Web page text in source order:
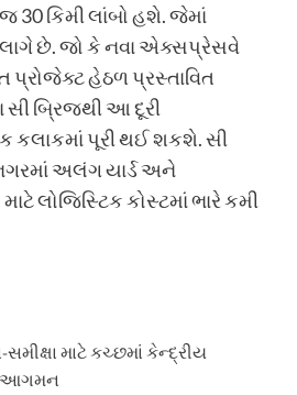
30 કિમી લાંબો હશે. જેમાં
છે. જો કે નવા એક્સપ્રેસવે
હેઠળ પ્રસ્તાવિત
સી બ્રિજથી આ દૂરી
કલાકમાં પૂરી થઈ શકશે. સી
અલંગ યાર્ડ અને
લોજિસ્ટિક કોસ્ટમાં ભારે કમી
સમીક્ષા માટે કચ્છમાં કેન્દ્રીય
આગમન